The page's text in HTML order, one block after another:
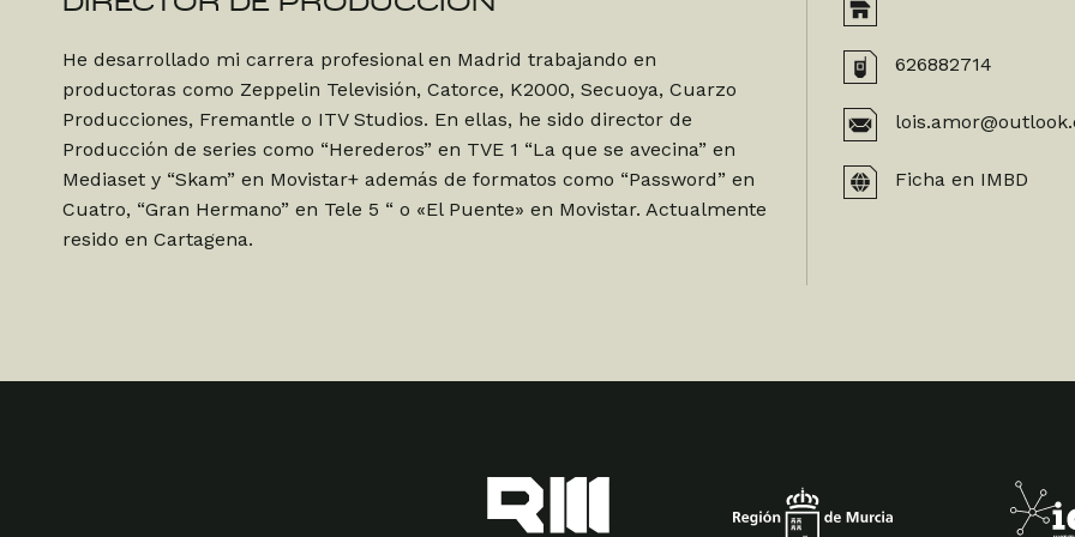
He desarrollado mi carrera profesional en Madrid trabajando en
productoras como Zeppelin Televisión, Catorce, K2000, Secuoya, Cuarzo
Producciones, Fremantle o ITV Studios. En ellas, he sido director de
Producción de series como “Herederos” en TVE 1 “La que se avecina” en
Mediaset y “Skam” en Movistar+ además de formatos como “Password” en
Cuatro, “Gran Hermano” en Tele 5 “ o «El Puente» en Movistar. Actualmente
resido en Cartagena.
626882714
Ficha en IMBD